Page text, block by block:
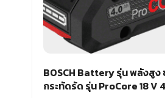
BOSCH Battery รุ่น พลังสูง
กระทัดรัด รุ่น ProCore 18 V